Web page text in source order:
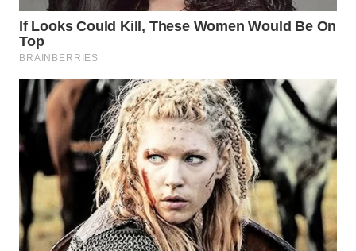
WN
KARO
WN
SIMALUNGUN
WN
LABUHANBATU
WN
TAPANULI
TENGAH